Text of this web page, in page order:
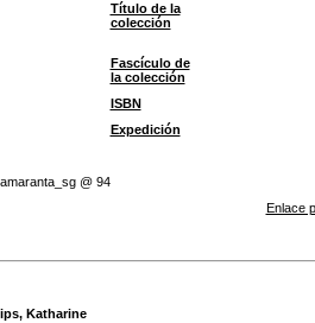
Título de la
colección
Fascículo de
la colección
ISBN
Expedición
@ 94
Enlace
Katharine